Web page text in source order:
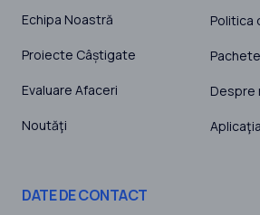
Echipa Noastră
Proiecte Câștigate
Evaluare Afaceri
Noutăţi
Politica
Despre
DATE DE CONTACT